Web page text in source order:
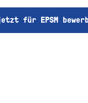
für EPSM